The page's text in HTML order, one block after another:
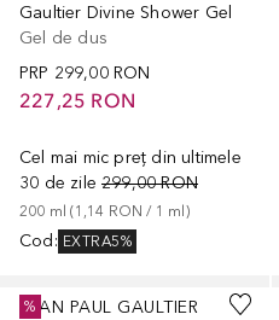
Gaultier Divine Shower Gel
Gel de dus
PRP 299,00 RON
227,25 RON
Cel mai mic preț din ultimele
30 de zile 299,00 RON
200 ml (1,14 RON / 1 ml )
Cod: EXTRA5%
JEAN PAUL GAULTIER
%